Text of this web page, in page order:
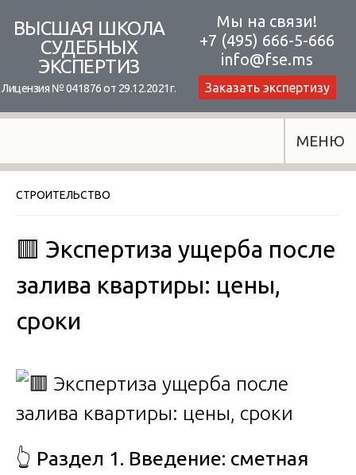
content
ВЫСШАЯ ШКОЛА
СУДЕБНЫХ
ЭКСПЕРТИЗ
Лицензия № 041876 от 29.12.2021г.
Мы на связи!
+7 (495) 666-5-666
info@fse.ms
Заказать экспертизу
МЕНЮ
СТРОИТЕЛЬСТВО
🟥 Экспертиза ущерба после
залива квартиры: цены,
сроки
👆 Раздел 1. Введение: сметная